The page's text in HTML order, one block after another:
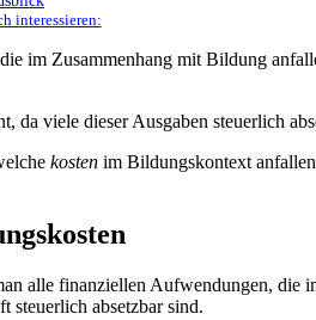
interessieren:
im Zusammenhang mit Bildung
da viele dieser Ausgaben steuerlich
kosten im Bildungskontext
alle finanziellen Aufwendungen, die
steuerlich absetzbar sind.